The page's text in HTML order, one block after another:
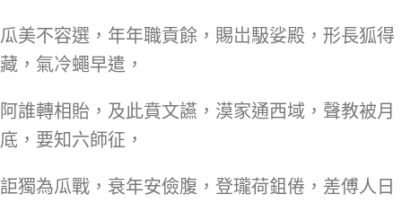
瓜美不容選，年年職貢餘，賜岀馺娑殿，形長狐得
藏，氣冷蠅早遣，
阿誰轉相貽，及此賁文讌，漠家通西域，聲教被月
底，要知六師征，
詎獨為瓜戰，衰年安儉腹，登瓏荷鉏倦，差傅人日